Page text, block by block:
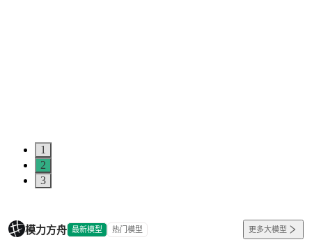
1
2
3
模力方舟 最新模型 热门模型 更多大模型